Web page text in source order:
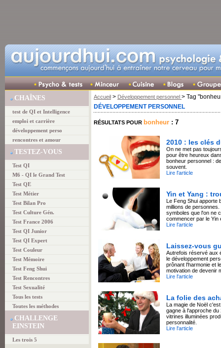
CHAÎNES
test de QI et Intelligence
emploi et carrière
développement perso
rencontres et amour
TESTEZ-VOUS
Test QI
M6 - QI le Grand Test
Test QE
Test Métier
Test Bilan Pro
Test Culture Gén.
Test France 2006
Test QI Junior
Test QI Expert
Test Couleur
Test Mémoire
Test Feng Shui
Test Rencontres
Test Sexualité
Tous les tests
Toutes les méthodes
CHALLENGE
EINSTEIN
Les trois 5
Accueil > Développement personnel > Tag
DÉVELOPPEMENT PERSONNEL
RÉSULTATS POUR bonheur : 7
2010 : les clés
On ne met pas
pour être heureux
bonheur personnel :
souvent.
Lire l'article
Yin et Yang :
Le Feng Shui apporte
millions de
symboles que l'on ne
commencer par le Yin
Lire l'article
Laissez-vous
Autrefois réservé aux
le développement
prônant l'harmonie et
motivation de devenir
Lire l'article
La folie des
La magie de Noël
gagne à l'approche
vitrines illuminées
personnalité.
Lire l'article